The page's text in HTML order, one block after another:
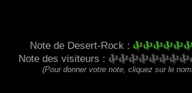
Note de Desert-Rock :
Note des visiteurs :
(Pour donner votre note, cliquez sur le